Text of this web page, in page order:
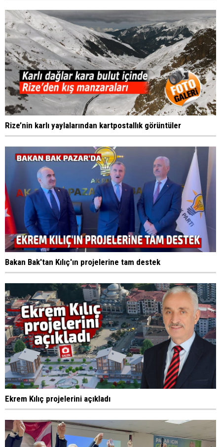
Rize’nin karlı yaylalarından kartpostallık görüntüler
Bakan Bak'tan Kılıç'ın projelerine tam destek
Ekrem Kılıç projelerini açıkladı